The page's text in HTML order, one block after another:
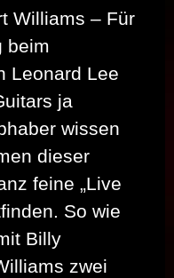
Williams – Für
beim
Leonard Lee
ja
wissen
dieser
feine „Live
So wie
Billy
zwei